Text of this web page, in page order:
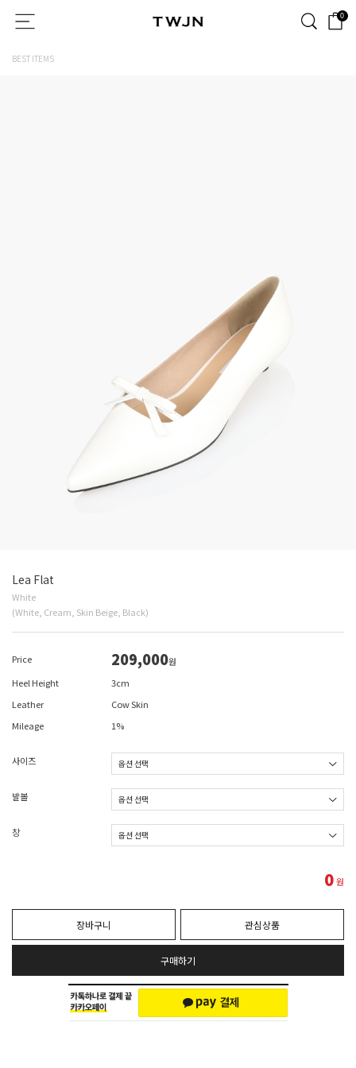
0
BEST ITEMS
Lea Flat
White
(White, Cream, Skin Beige, Black)
Price 209,000원
Heel Height
3cm
Leather
Cow Skin
Mileage
1%
사이즈
발볼
창
0원
장바구니 관심상품
구매하기